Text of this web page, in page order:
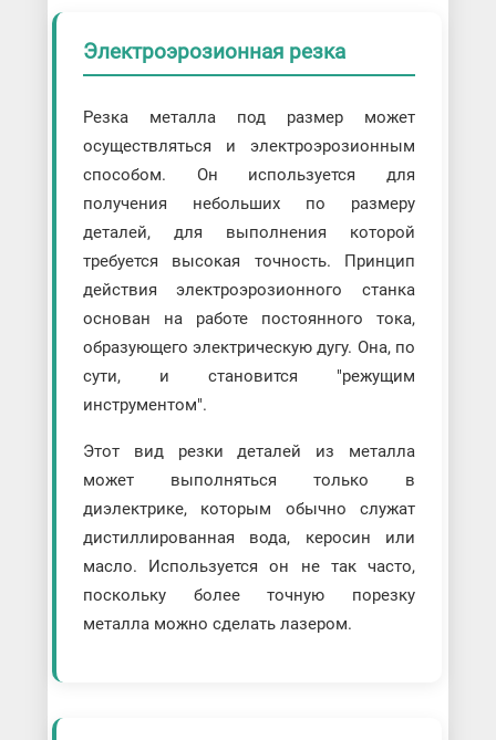
Электроэрозионная резка
Резка металла под размер может
осуществляться и электроэрозионным
способом. Он используется для
получения небольших по размеру
деталей, для выполнения которой
требуется высокая точность. Принцип
действия электроэрозионного станка
основан на работе постоянного тока,
образующего электрическую дугу. Она, по
сути, и становится "режущим
инструментом".
Этот вид резки деталей из металла
может выполняться только в
диэлектрике, которым обычно служат
дистиллированная вода, керосин или
масло. Используется он не так часто,
поскольку более точную порезку
металла можно сделать лазером.